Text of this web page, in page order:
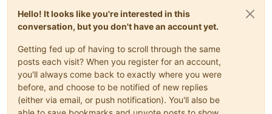
Hello! It looks like you're interested in this
conversation, but you don't have an account yet.
Getting fed up of having to scroll through the same
posts each visit? When you register for an account,
you'll always come back to exactly where you were
before, and choose to be notified of new replies
(either via email, or push notification). You'll also be